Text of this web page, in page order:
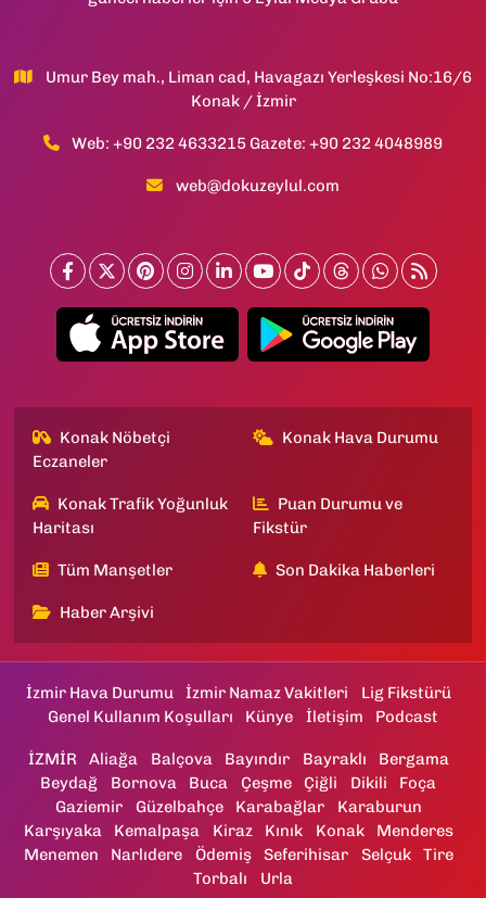
Umur Bey mah., Liman cad, Havagazı Yerleşkesi No:16/6
Konak / İzmir
Web: +90 232 4633215 Gazete: +90 232 4048989
web@dokuzeylul.com
Konak Nöbetçi
Eczaneler
Konak Hava Durumu
Konak Trafik Yoğunluk
Haritası
Puan Durumu ve
Fikstür
Tüm Manşetler Son Dakika Haberleri
Haber Arşivi
İzmir Hava Durumu İzmir Namaz Vakitleri
Lig Fikstürü
Genel Kullanım Koşulları
Künye İletişim Podcast
İZMİR Aliağa Balçova Bayındır Bayraklı
Bergama
Beydağ
Bornova Buca Çeşme Çiğli Dikili
Foça
Gaziemir
Güzelbahçe Karabağlar
Karaburun
Karşıyaka
Kemalpaşa Kiraz Kınık Konak
Menderes
Menemen
Narlıdere Ödemiş Seferihisar Selçuk
Tire
Torbalı
Urla